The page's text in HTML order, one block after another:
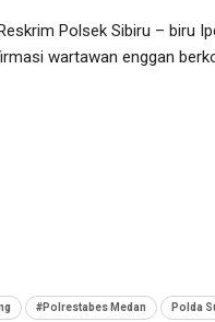
Polsek Sibiru – biru
wartawan enggan
#Polrestabes Medan Polda